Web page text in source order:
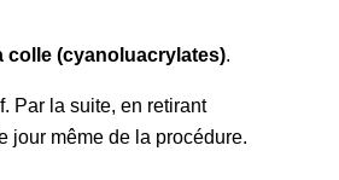
colle (cyanoluacrylates).
Par la suite, en retirant
jour même de la procédure.